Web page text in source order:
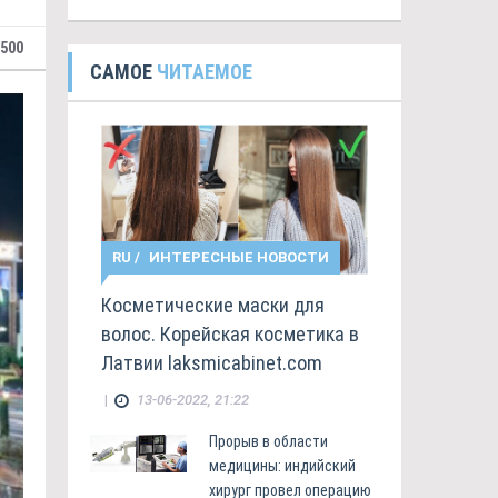
САМОЕ ЧИТАЕМОЕ
RU / ИНТЕРЕСНЫЕ НОВОСТИ
Косметические маски для
волос. Корейская косметика в
Латвии laksmicabinet.com
| 13-06-2022, 21:22
Прорыв в области
медицины: индийский
хирург провел операцию